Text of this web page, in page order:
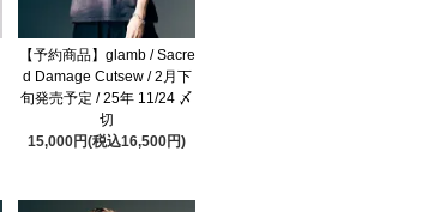
【予約商品】glamb / Sacre
d Damage Cutsew / 2月下
旬発売予定 / 25年 11/24 〆
切
15,000円(税込16,500円)